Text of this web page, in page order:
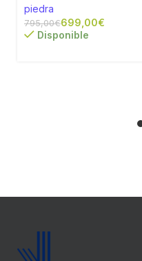
piedra
795,00€699,00€
Disponible